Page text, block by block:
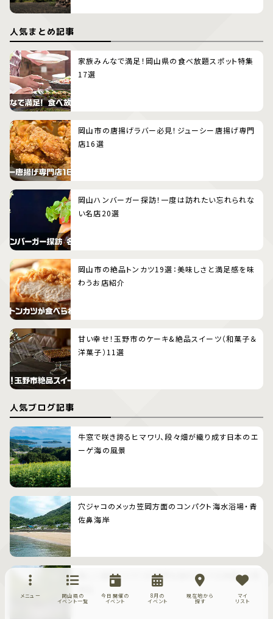
人気まとめ記事
家族みんなで満足！岡山県の食べ放題スポット特集
17選
岡山市の唐揚げラバー必見！ジューシー唐揚げ専門
店16選
岡山ハンバーガー探訪！一度は訪れたい忘れられな
い名店20選
岡山市の絶品トンカツ19選：美味しさと満足感を味
わうお店紹介
甘い幸せ！玉野市のケーキ&絶品スイーツ（和菓子＆
洋菓子）11選
人気ブログ記事
牛窓で咲き誇るヒマワリ、段々畑が織り成す日本のエ
ーゲ海の風景
穴ジャコのメッカ笠岡方面のコンパクト海水浴場・青
佐鼻海岸
美しい海岸とジブリの世界を訪れるような参道、牛窓
メニュー
岡山県の
イベント一覧
今日開催の
イベント
8月の
イベント
現在地から
探す
マイ
リスト